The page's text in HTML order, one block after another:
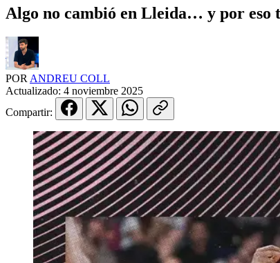
Algo no cambió en Lleida… y por eso
POR ANDREU COLL
Actualizado: 4 noviembre 2025
Compartir: